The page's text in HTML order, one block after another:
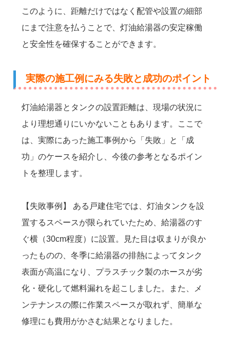
このように、距離だけではなく配管や設置の細部
にまで注意を払うことで、灯油給湯器の安定稼働
と安全性を確保することができます。
実際の施工例にみる失敗と成功のポイント
灯油給湯器とタンクの設置距離は、現場の状況に
より理想通りにいかないこともあります。ここで
は、実際にあった施工事例から「失敗」と「成
功」のケースを紹介し、今後の参考となるポイン
トを整理します。
【失敗事例】 ある戸建住宅では、灯油タンクを設
置するスペースが限られていたため、給湯器のす
ぐ横（30cm程度）に設置。見た目は収まりが良か
ったものの、冬季に給湯器の排熱によってタンク
表面が高温になり、プラスチック製のホースが劣
化・硬化して燃料漏れを起こしました。また、メ
ンテナンスの際に作業スペースが取れず、簡単な
修理にも費用がかさむ結果となりました。